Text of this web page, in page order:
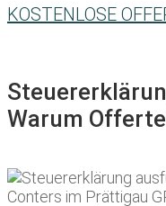
KOSTENLOSE
Warum